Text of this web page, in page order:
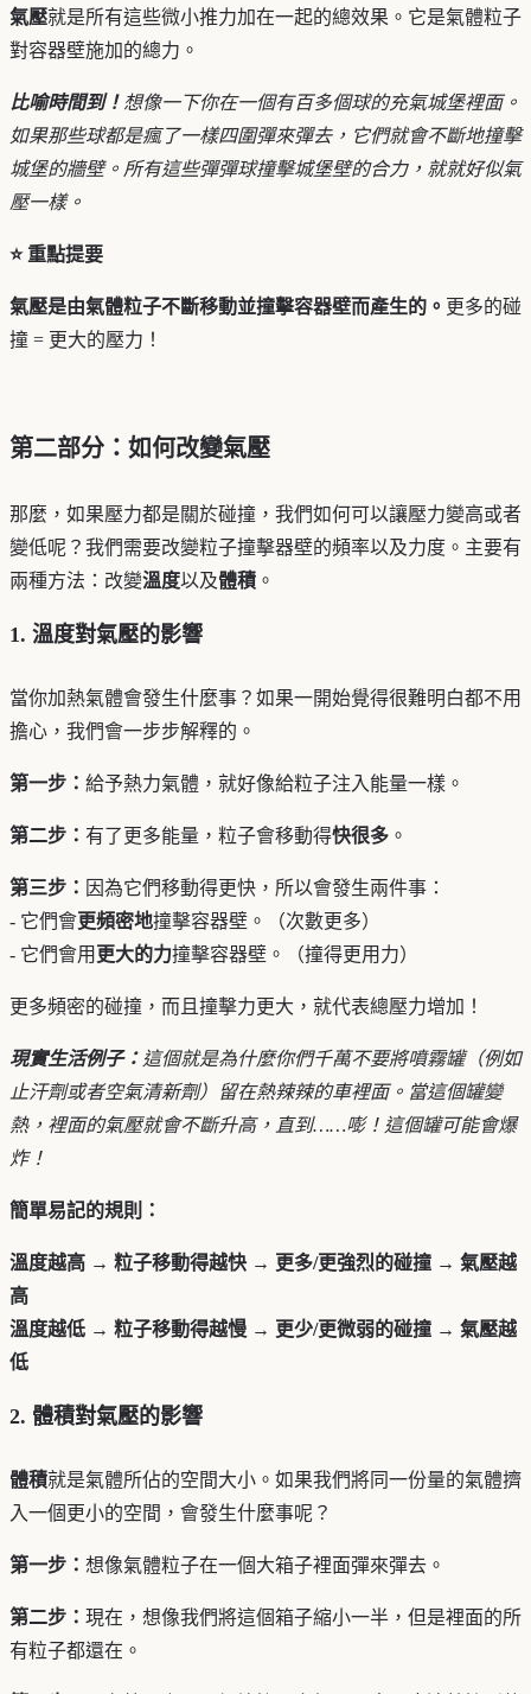
氣壓就是所有這些微小推力加在一起的總效果。它是氣體粒子
對容器壁施加的總力。
比喻時間到！ 想像一下你在一個有百多個球的充氣城堡裡面。
如果那些球都是瘋了一樣四圍彈來彈去，它們就會不斷地撞擊
城堡的牆壁。所有這些彈彈球撞擊城堡壁的合力，就就好似氣
壓一樣。
⭐ 重點提要
氣壓是由氣體粒子不斷移動並撞擊容器壁而產生的。 更多的碰
撞 = 更大的壓力！
第二部分：如何改變氣壓
那麼，如果壓力都是關於碰撞，我們如何可以讓壓力變高或者
變低呢？我們需要改變粒子撞擊器壁的頻率以及力度。主要有
兩種方法：改變溫度以及體積 。
1. 溫度對氣壓的影響
當你加熱氣體會發生什麼事？如果一開始覺得很難明白都不用
擔心，我們會一步步解釋的。
第一步： 給予熱力氣體，就好像給粒子注入能量一樣。
第二步： 有了更多能量，粒子會移動得快很多 。
第三步： 因為它們移動得更快，所以會發生兩件事：
- 它們會更頻密地撞擊容器壁。（次數更多）
- 它們會用 更大的力撞擊容器壁。（撞得更用力）
更多頻密的碰撞，而且撞擊力更大，就代表總壓力增加！
現實生活例子： 這個就是為什麼你們千萬不要將噴霧罐（例如
止汗劑或者空氣清新劑）留在熱辣辣的車裡面。當這個罐變
熱，裡面的氣壓就會不斷升高，直到……嘭！這個罐可能會爆
炸！
簡單易記的規則：
溫度越高 → 粒子移動得越快 → 更多/更強烈的碰撞 → 氣壓越
高
溫度越低 → 粒子移動得越慢 → 更少/更微弱的碰撞 → 氣壓越
低
2. 體積對氣壓的影響
體積就是氣體所佔的空間大小。如果我們將同一份量的氣體擠
入一個更小的空間，會發生什麼事呢？
第一步： 想像氣體粒子在一個大箱子裡面彈來彈去。
第二步： 現在，想像我們將這個箱子縮小一半，但是裡面的所
有粒子都還在。